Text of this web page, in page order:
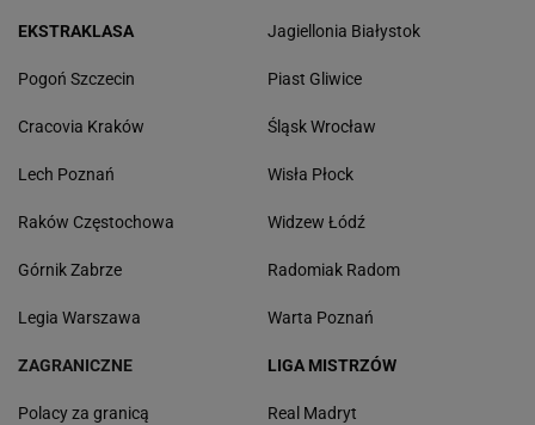
EKSTRAKLASA
Pogoń Szczecin
Cracovia Kraków
Lech Poznań
Raków Częstochowa
Górnik Zabrze
Legia Warszawa
Jagiellonia Białystok
Piast Gliwice
Śląsk Wrocław
Wisła Płock
Widzew Łódź
Radomiak Radom
Warta Poznań
ZAGRANICZNE
Polacy za granicą
LIGA MISTRZÓW
Real Madryt